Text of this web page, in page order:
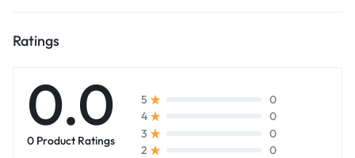
Ratings
0.0
0 Product Ratings
5
0
4
0
3
0
2
0